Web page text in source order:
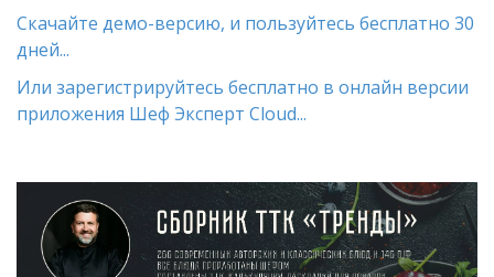
Скачайте демо-версию, и пользуйтесь бесплатно 30
дней...
Или зарегистрируйтесь бесплатно в онлайн версии
приложения Шеф Эксперт Cloud...